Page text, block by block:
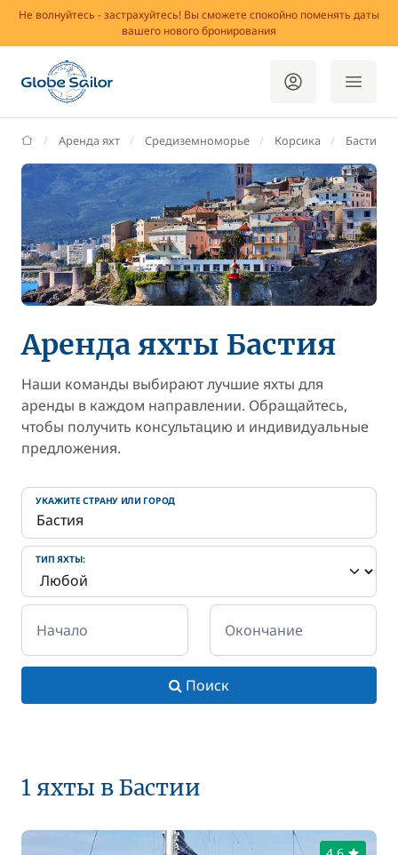
Не волнуйтесь - застрахуйтесь! Вы сможете спокойно поменять даты
вашего нового бронирования
GlobeSailor
Аренда яхт Средиземноморье Корсика Бастия
Аренда яхты Бастия
Наши команды выбирают лучшие яхты для
аренды в каждом направлении. Обращайтесь,
чтобы получить консультацию и индивидуальные
предложения.
УКАЖИТЕ СТРАНУ ИЛИ ГОРОД
ТИП ЯХТЫ:
Начало Окончание
Поиск
1 яхты в Бастии